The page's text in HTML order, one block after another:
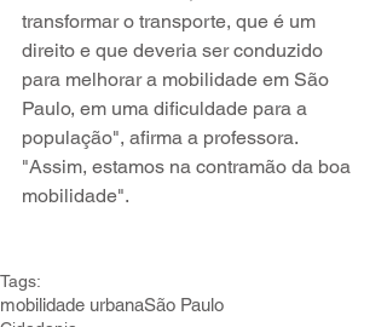
transformar o transporte, que é um
direito e que deveria ser conduzido
para melhorar a mobilidade em São
Paulo, em uma dificuldade para a
população", afirma a professora.
"Assim, estamos na contramão da boa
mobilidade".
Tags:
mobilidade urbanaSão Paulo